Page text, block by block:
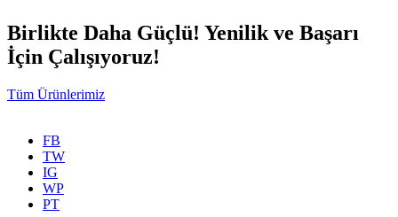
Birlikte Daha Güçlü! Yenilik ve Başarı
İçin Çalışıyoruz!
Tüm Ürünlerimiz
FB
TW
IG
WP
PT